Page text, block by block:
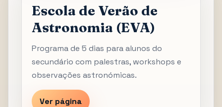
Escola de Verão de
Astronomia (EVA)
Programa de 5 dias para alunos do
secundário com palestras, workshops e
observações astronómicas.
Ver página